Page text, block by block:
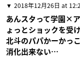
2018年12月26日 at
あんスタって学園×
ょっとショックを受
北斗のパパかーかっ
消化出来ない…